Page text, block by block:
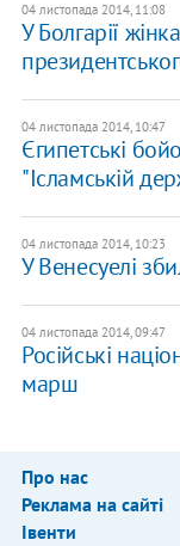
04 листопада 2014, 11:08
У Болгарії
04 листопада 2014, 10:47
Єгипетські
"Ісламській
04 листопада 2014, 10:23
У Венесуелі
04 листопада 2014, 09:47
Російські
марш
Про нас
Реклама на сайті
Івенти